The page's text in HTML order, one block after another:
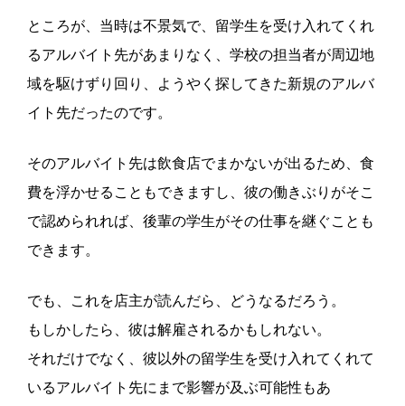
ところが、当時は不景気で、留学生を受け入れてくれ
るアルバイト先があまりなく、学校の担当者が周辺地
域を駆けずり回り、ようやく探してきた新規のアルバ
イト先だったのです。
そのアルバイト先は飲食店でまかないが出るため、食
費を浮かせることもできますし、彼の働きぶりがそこ
で認められれば、後輩の学生がその仕事を継ぐことも
できます。
でも、これを店主が読んだら、どうなるだろう。
もしかしたら、彼は解雇されるかもしれない。
それだけでなく、彼以外の留学生を受け入れてくれて
いるアルバイト先にまで影響が及ぶ可能性もあ